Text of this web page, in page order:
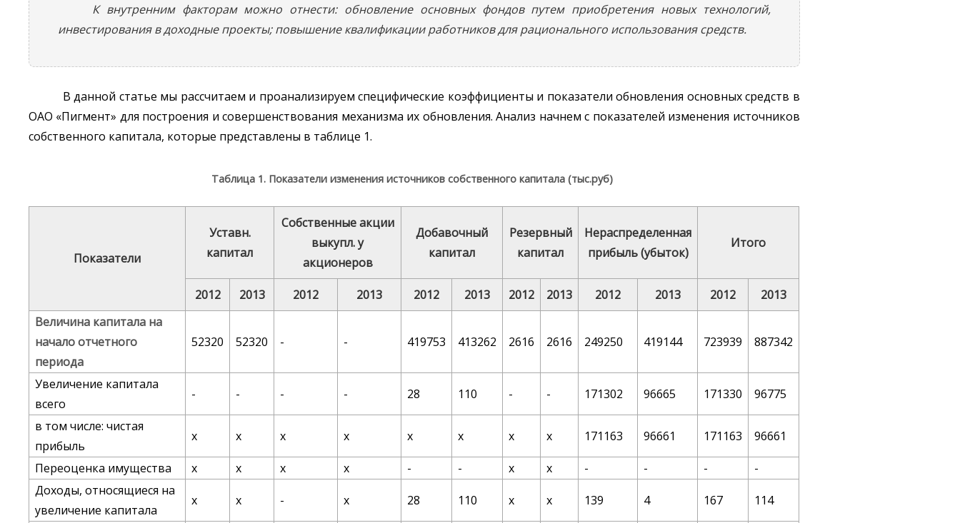
К внутренним факторам можно отнести: обновление основных фондов путем приобретения новых технологий,
инвестирования в доходные проекты; повышение квалификации работников для рационального использования средств.
В данной статье мы рассчитаем и проанализируем специфические коэффициенты и показатели обновления основных средств в
ОАО «Пигмент» для построения и совершенствования механизма их обновления. Анализ начнем с показателей изменения источников
собственного капитала, которые представлены в таблице 1.
Таблица 1. Показатели изменения источников собственного капитала (тыс.руб)
Показатели
Уставн.
капитал
Собственные акции
выкупл. у
акционеров
Добавочный
капитал
Резервный
капитал
Нераспределенная
прибыль (убыток)
Итого
2012 2013 2012 2013 2012 2013 2012 2013 2012 2013 2012
2013
Величина капитала на
начало отчетного
периода
52320 52320 - - 419753 413262 2616 2616 249250 419144 723939 887342
Увеличение капитала
всего
- - - - 28 110 - - 171302 96665 171330 96775
в том числе: чистая
прибыль
х х х х х х х х 171163 96661 171163 96661
Переоценка имущества х х х х - - х х - - -
-
Доходы, относящиеся на
увеличение капитала
х х - х 28 110 х х 139 4 167 114